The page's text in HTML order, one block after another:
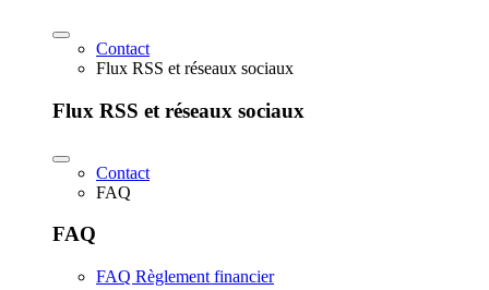
Contact
Flux RSS et réseaux sociaux
Flux RSS et réseaux sociaux
Contact
FAQ
FAQ
FAQ Règlement financier